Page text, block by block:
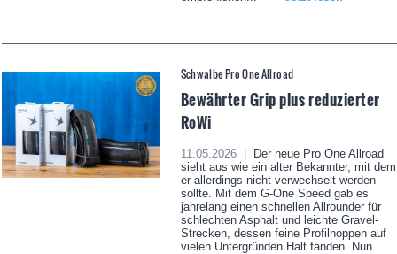
Schwalbe Pro One Allroad
Bewährter Grip plus reduzierter
RoWi
11.05.2026 |
Der neue Pro One Allroad
sieht aus wie ein alter Bekannter, mit dem
er allerdings nicht verwechselt werden
sollte. Mit dem G-One Speed gab es
jahrelang einen schnellen Allrounder für
schlechten Asphalt und leichte Gravel-
Strecken, dessen feine Profilnoppen auf
vielen Untergründen Halt fanden. Nun...